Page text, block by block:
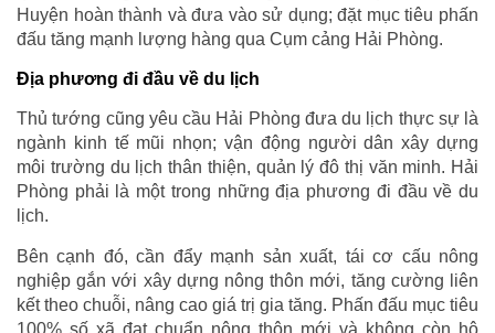
Huyện hoàn thành và đưa vào sử dụng; đặt mục tiêu phấn
đấu tăng mạnh lượng hàng qua Cụm cảng Hải Phòng.
Địa phương đi đầu về du lịch
Thủ tướng cũng yêu cầu Hải Phòng đưa du lịch thực sự là
ngành kinh tế mũi nhọn; vận động người dân xây dựng
môi trường du lịch thân thiện, quản lý đô thị văn minh. Hải
Phòng phải là một trong những địa phương đi đầu về du
lịch.
Bên cạnh đó, cần đẩy mạnh sản xuất, tái cơ cấu nông
nghiệp gắn với xây dựng nông thôn mới, tăng cường liên
kết theo chuỗi, nâng cao giá trị gia tăng. Phấn đấu mục tiêu
100% số xã đạt chuẩn nông thôn mới và không còn hộ